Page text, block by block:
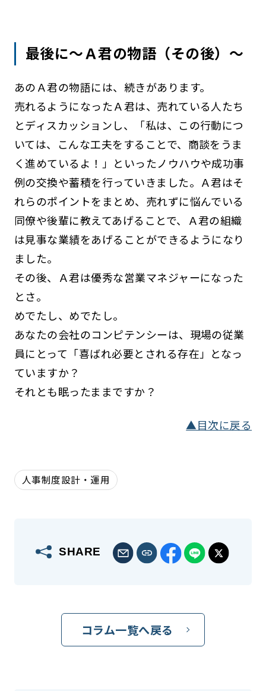
最後に～Ａ君の物語（その後）～
あのＡ君の物語には、続きがあります。
売れるようになったＡ君は、売れている人たち
とディスカッションし、「私は、この行動につ
いては、こんな工夫をすることで、商談をうま
く進めているよ！」といったノウハウや成功事
例の交換や蓄積を行っていきました。Ａ君はそ
れらのポイントをまとめ、売れずに悩んでいる
同僚や後輩に教えてあげることで、Ａ君の組織
は見事な業績をあげることができるようになり
ました。
その後、Ａ君は優秀な営業マネジャーになった
とさ。
めでたし、めでたし。
あなたの会社のコンピテンシーは、現場の従業
員にとって「喜ばれ必要とされる存在」となっ
ていますか？
それとも眠ったままですか？
▲目次に戻る
人事制度設計・運用
SHARE
コラム一覧へ戻る